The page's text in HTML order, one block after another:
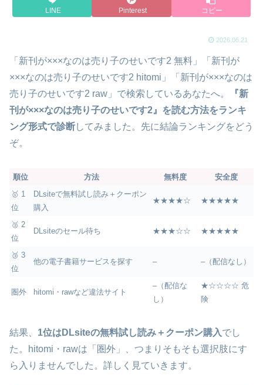
LINE Pinterest コピー
2026.06.21
「新刊が×××なのは売り子のせいです2 無料」「新刊が
×××なのは売り子のせいです2 hitomi」「新刊が×××なのは
売り子のせいです2 raw」で検索しているあなたへ。
『新
刊が×××なのは売り子のせいです2』を読む方法をランキ
ング形式で診断してみました。先に結論ランキングをどう
ぞ。
順位 方法 無料度
安全度
🥇 1
位
DLsiteで無料試し読み＋クーポン
購入
★★★★☆ ★★★★★
🥈 2
位
DLsiteのセール待ち ★★★☆☆ ★★★★★
🥉 3
位
他の電子書籍サービスを探す – –（配信なし）
圏外 hitomi・rawなど違法サイト
–（配信な
し）
★☆☆☆☆ 危
険
結果、 1位はDLsiteの無料試し読み＋クーポン購入でし
た。hitomi・rawは「圏外」、つまりそもそも選択肢にす
ら入りませんでした。詳しく見ていきます。